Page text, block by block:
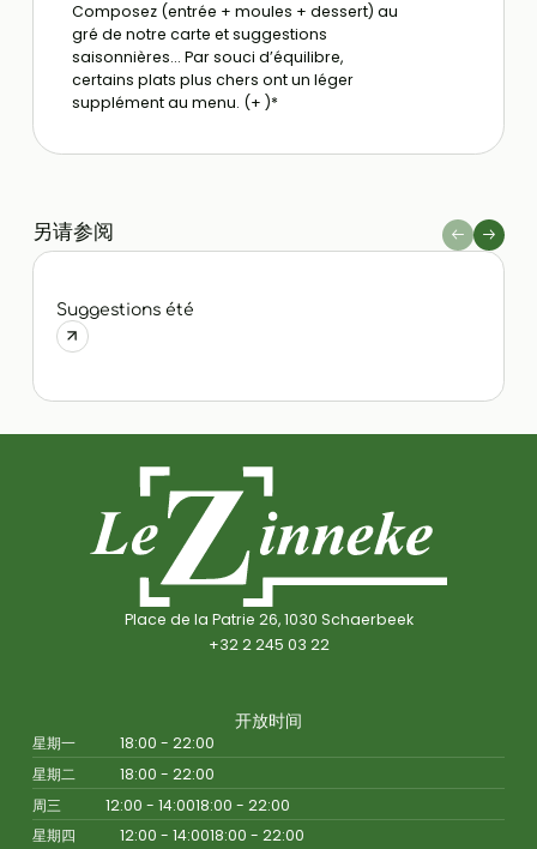
Composez (entrée + moules + dessert) au
gré de notre carte et suggestions
saisonnières... Par souci d’équilibre,
certains plats plus chers ont un léger
supplément au menu. (+ )*
另请参阅
Suggestions été
Place de la Patrie 26, 1030 Schaerbeek
+32 2 245 03 22
开放时间
星期一
18:00 - 22:00
星期二
18:00 - 22:00
周三
12:00 - 14:0018:00 - 22:00
星期四
12:00 - 14:0018:00 - 22:00